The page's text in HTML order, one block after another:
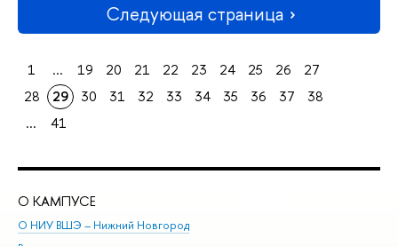
Следующая страница
1 ... 19 20 21 22 23 24 25 26
27
28
29 30 31 32 33 34 35 36 37
38
...
41
О КАМПУСЕ
О НИУ ВШЭ – Нижний Новгород